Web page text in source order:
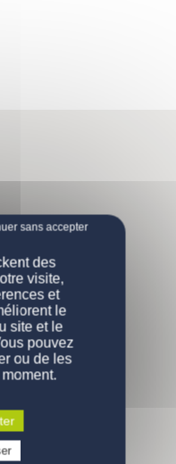
home ?
?
neuf
des
visite,
et
le
site et le
pouvez
ou de les